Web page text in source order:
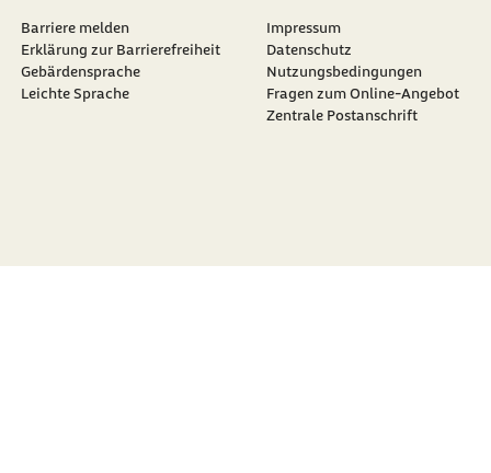
Barriere melden
Erklärung zur Barrierefreiheit
Gebärdensprache
Leichte Sprache
Impressum
Datenschutz
Nutzungsbedingungen
Fragen zum Online-Angebot
Zentrale Postanschrift